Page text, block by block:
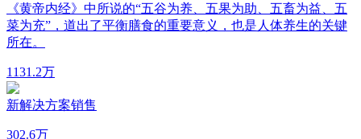
《黄帝内经》中所说的“五谷为养、五果为助、五畜为益、五
菜为充”，道出了平衡膳食的重要意义，也是人体养生的关键
所在。
1131.2万
新解决方案销售
302.6万